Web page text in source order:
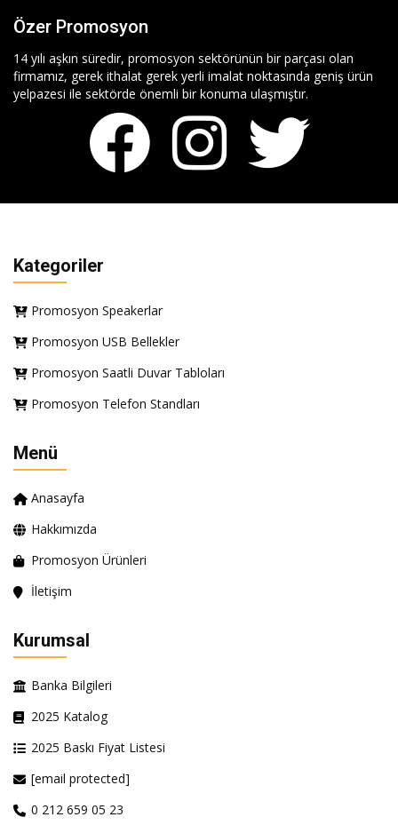
Özer Promosyon
14 yılı aşkın süredir, promosyon sektörünün bir parçası olan
firmamız, gerek ithalat gerek yerli imalat noktasında geniş ürün
yelpazesi ile sektörde önemli bir konuma ulaşmıştır.
Kategoriler
Promosyon Speakerlar
Promosyon USB Bellekler
Promosyon Saatli Duvar Tabloları
Promosyon Telefon Standları
Menü
Anasayfa
Hakkımızda
Promosyon Ürünleri
İletişim
Kurumsal
Banka Bilgileri
2025 Katalog
2025 Baskı Fiyat Listesi
[email protected]
0 212 659 05 23